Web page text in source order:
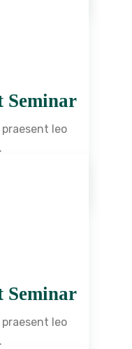
Seminar
leo
Seminar
leo